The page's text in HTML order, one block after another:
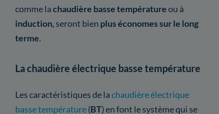
comme lachaudière basse températureou à
induction, seront bien plus économes sur le long
terme.
La chaudière électrique basse température
Les caractéristiques de lachaudière électrique
basse température(BT) en font le système qui se